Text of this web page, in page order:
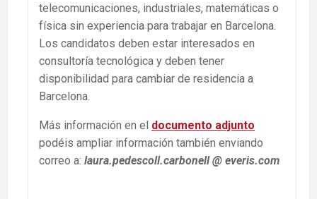
telecomunicaciones, industriales, matemáticas o
física sin experiencia para trabajar en Barcelona.
Los candidatos deben estar interesados en
consultoría tecnológica y deben tener
disponibilidad para cambiar de residencia a
Barcelona.
Más información en el documento adjunto
podéis ampliar información también enviando
correo a: laura.pedescoll.carbonell @ everis.com